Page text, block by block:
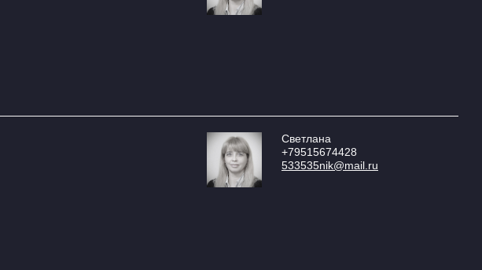
Светлана
+79515674428
533535nik@mail.ru